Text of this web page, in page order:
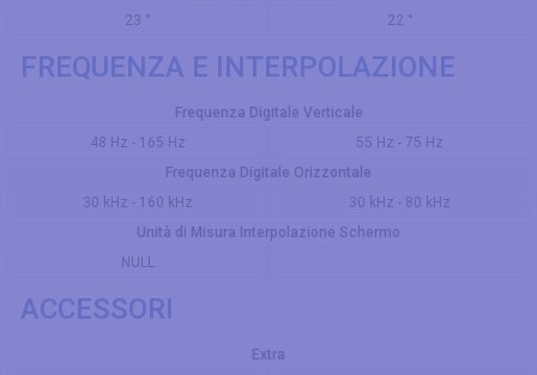
23 °
22 °
FREQUENZA E INTERPOLAZIONE
Frequenza Digitale Verticale
48 Hz - 165 Hz
55 Hz - 75 Hz
Frequenza Digitale Orizzontale
30 kHz - 160 kHz
30 kHz - 80 kHz
Unità di Misura Interpolazione Schermo
NULL
ACCESSORI
Extra